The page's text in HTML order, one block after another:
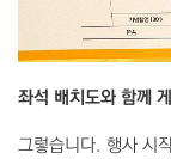
좌석 배치도와 함께
그렇습니다. 행사 시